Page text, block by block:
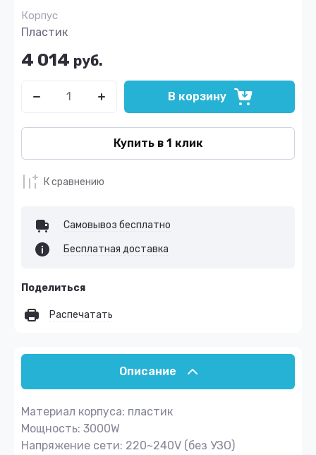
Корпус
Пластик
4 014 руб.
В корзину
Купить в 1 клик
К сравнению
Самовывоз бесплатно
Бесплатная доставка
Поделиться
Распечатать
Описание
Материал корпуса: пластик
Мощность: 3000W
Напряжение сети: 220~240V (без УЗО)